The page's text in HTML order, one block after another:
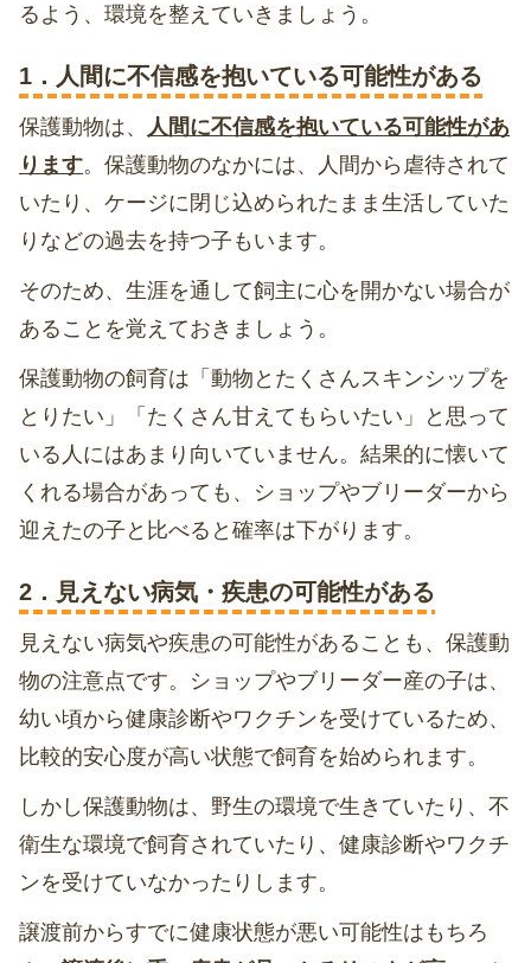
るよう、環境を整えていきましょう。
1．人間に不信感を抱いている可能性がある
保護動物は、 人間に不信感を抱いている可能性があ
ります。保護動物のなかには、人間から虐待されて
いたり、ケージに閉じ込められたまま生活していた
りなどの過去を持つ子もいます。
そのため、生涯を通して飼主に心を開かない場合が
あることを覚えておきましょう。
保護動物の飼育は「動物とたくさんスキンシップを
とりたい」「たくさん甘えてもらいたい」と思って
いる人にはあまり向いていません。結果的に懐いて
くれる場合があっても、ショップやブリーダーから
迎えたの子と比べると確率は下がります。
2．見えない病気・疾患の可能性がある
見えない病気や疾患の可能性があることも、保護動
物の注意点です。ショップやブリーダー産の子は、
幼い頃から健康診断やワクチンを受けているため、
比較的安心度が高い状態で飼育を始められます。
しかし保護動物は、野生の環境で生きていたり、不
衛生な環境で飼育されていたり、健康診断やワクチ
ンを受けていなかったりします。
譲渡前からすでに健康状態が悪い可能性はもちろ